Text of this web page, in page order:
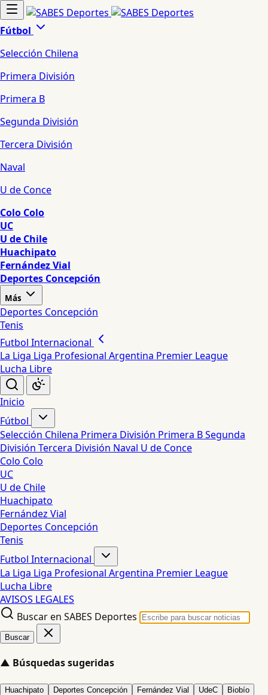
Fútbol
Selección Chilena
Primera División
Primera B
Segunda División
Tercera División
Naval
U de Conce
Colo Colo
UC
U de Chile
Huachipato
Fernández Vial
Deportes Concepción
Más
Deportes Concepción
Tenis
Futbol Internacional
La Liga Liga Profesional Argentina Premier League
Lucha Libre
Inicio
Fútbol
Selección Chilena Primera División Primera BSegunda
División Tercera División Naval U de Conce
Colo Colo
UC
U de Chile
Huachipato
Fernández Vial
Deportes Concepción
Tenis
Futbol Internacional
La Liga Liga Profesional Argentina Premier League
Lucha Libre
AVISOS LEGALES
Buscar en SABES Deportes
Buscar
▲ Búsquedas sugeridas
Huachipato Deportes Concepción Fernández Vial UdeC Biobío